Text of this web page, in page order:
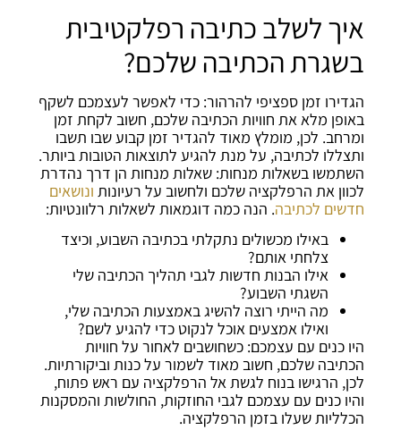
איך לשלב כתיבה רפלקטיבית
בשגרת הכתיבה שלכם?
הגדירו זמן ספציפי להרהור: כדי לאפשר לעצמכם לשקף
באופן מלא את חוויות הכתיבה שלכם, חשוב לקחת זמן
ומרחב. לכן, מומלץ מאוד להגדיר זמן קבוע שבו תשבו
ותצללו לכתיבה, על מנת להגיע לתוצאות הטובות ביותר.
השתמשו בשאלות מנחות: שאלות מנחות הן דרך נהדרת
לכוון את הרפלקציה שלכם ולחשוב על רעיונות ונושאים
חדשים לכתיבה. הנה כמה דוגמאות לשאלות רלוונטיות:
באילו מכשולים נתקלתי בכתיבה השבוע, וכיצד
צלחתי אותם?
אילו הבנות חדשות לגבי תהליך הכתיבה שלי
השגתי השבוע?
מה הייתי רוצה להשיג באמצעות הכתיבה שלי,
ואילו אמצעים אוכל לנקוט כדי להגיע לשם?
היו כנים עם עצמכם: כשחושבים לאחור על חוויות
הכתיבה שלכם, חשוב מאוד לשמור על כנות וביקורתיות.
לכן, הרגישו בנוח לגשת אל הרפלקציה עם ראש פתוח,
והיו כנים עם עצמכם לגבי החוזקות, החולשות והמסקנות
הכלליות שעלו בזמן הרפלקציה.